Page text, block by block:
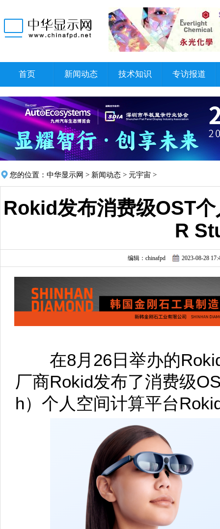
首页 新闻动态 技术知识 专访报道
您的位置： 中华显示网 > 新闻动态 > 元宇宙 >
Rokid发布消费级OST
R
编辑：chinafpd 2023-08-28
在8月26日举办的Rokid
厂商Rokid发布了消费级
h）个人空间计算平台